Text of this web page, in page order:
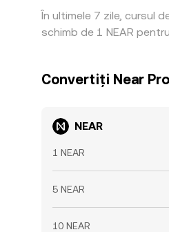
În ultimele 7 zile, cursul
schimb de 1 NEAR
Convertiți Near
NEAR
1 NEAR
5 NEAR
10 NEAR